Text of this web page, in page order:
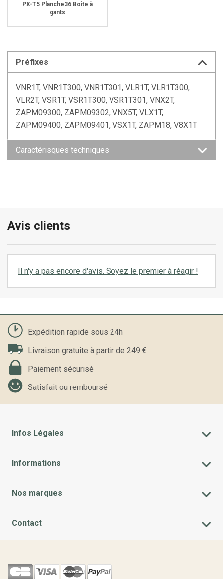
PX-T5 Planche36 Boite à
gants
Préfixes
VNR1T, VNR1T300, VNR1T301, VLR1T, VLR1T300,
VLR2T, VSR1T, VSR1T300, VSR1T301, VNX2T,
ZAPM09300, ZAPM09302, VNX5T, VLX1T,
ZAPM09400, ZAPM09401, VSX1T, ZAPM18, V8X1T
Caractérisques techniques
Avis clients
Il n'y a pas encore d'avis. Soyez le premier à réagir !
Expédition rapide sous 24h
Livraison gratuite à partir de 249 €
Paiement sécurisé
Satisfait ou remboursé
Infos Légales
Informations
Nos marques
Contact